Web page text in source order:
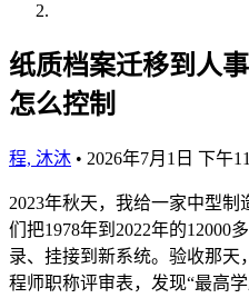
纸质档案迁移到人
怎么控制
程, 沐沐 • 2026年7月1日 下午
2023年秋天，我给一家中型
们把1978年到2022年的12000
录、挂接到新系统。验收那天
程师职称评审表，发现“最高